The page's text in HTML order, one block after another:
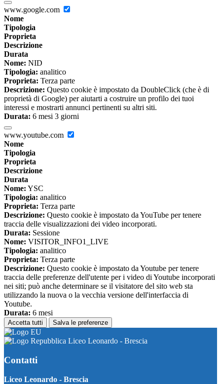
www.google.com
Nome
Tipologia
Proprieta
Descrizione
Durata
Nome: NID
Tipologia: analitico
Proprieta: Terza parte
Descrizione: Questo cookie è impostato da DoubleClick (che è di
proprietà di Google) per aiutarti a costruire un profilo dei tuoi
interessi e mostrarti annunci pertinenti su altri siti.
Durata: 6 mesi 3 giorni
www.youtube.com
Nome
Tipologia
Proprieta
Descrizione
Durata
Nome: YSC
Tipologia: analitico
Proprieta: Terza parte
Descrizione: Questo cookie è impostato da YouTube per tenere
traccia delle visualizzazioni dei video incorporati.
Durata: Sessione
Nome: VISITOR_INFO1_LIVE
Tipologia: analitico
Proprieta: Terza parte
Descrizione: Questo cookie è impostato da Youtube per tenere
traccia delle preferenze dell'utente per i video di Youtube incorporati
nei siti; può anche determinare se il visitatore del sito web sta
utilizzando la nuova o la vecchia versione dell'interfaccia di
Youtube.
Durata: 6 mesi
Accetta tutti Salva le preferenze
Liceo Leonardo - Brescia
Contatti
Liceo Leonardo - Brescia